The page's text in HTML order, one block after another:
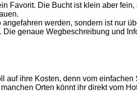
Favorit. Die Bucht ist klein aber
angefahren werden, sondern ist nur
genaue Wegbeschreibung und
auf ihre Kosten, denn vom
Orten könnt ihr direkt vom